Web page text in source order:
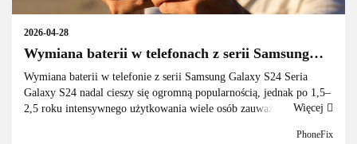
Wymiana baterii w telefonach z serii Samsung
Galaxy S24
2026-04-28
PhoneFix
Wymiana baterii w telefonie z serii Samsung Galaxy S24 Seria
Galaxy S24 nadal cieszy się ogromną popularnością, jednak po 1,5–
2,5 roku intensywnego użytkowania wiele osób zauważa wyraźny
Więcej